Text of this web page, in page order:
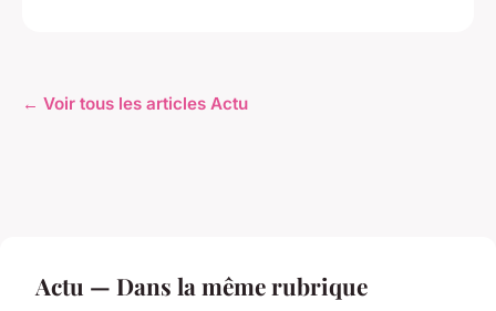
← Voir tous les articles Actu
Actu — Dans la même rubrique